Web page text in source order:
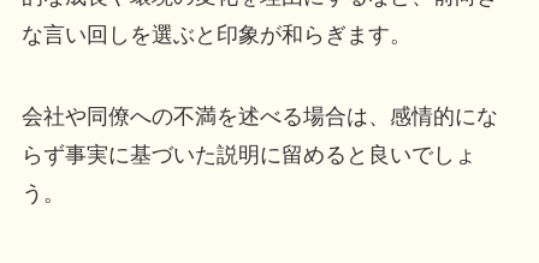
な言い回しを選ぶと印象が和らぎます。
会社や同僚への不満を述べる場合は、感情的にな
らず事実に基づいた説明に留めると良いでしょ
う。